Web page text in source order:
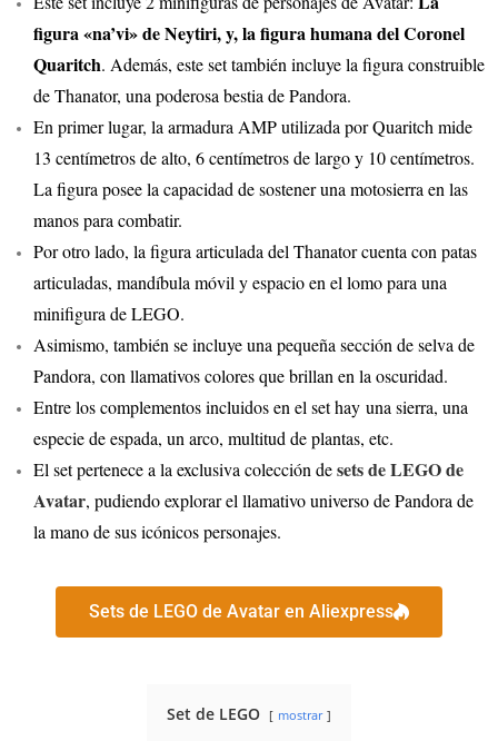
figura «na’vi» de Neytiri, y, la figura humana del Coronel
Quaritch. Además, este set también incluye la figura construible
de Thanator, una poderosa bestia de Pandora.
En primer lugar, la armadura AMP utilizada por Quaritch mide
13 centímetros de alto, 6 centímetros de largo y 10 centímetros.
La figura posee la capacidad de sostener una motosierra en las
manos para combatir.
Por otro lado, la figura articulada del Thanator cuenta con patas
articuladas, mandíbula móvil y espacio en el lomo para una
minifigura de LEGO.
Asimismo, también se incluye una pequeña sección de selva de
Pandora, con llamativos colores que brillan en la oscuridad.
Entre los complementos incluidos en el set hay una sierra, una
especie de espada, un arco, multitud de plantas, etc.
El set pertenece a la exclusiva colección desets de LEGO de
Avatar, pudiendo explorar el llamativo universo de Pandora de
la mano de sus icónicos personajes.
Sets de LEGO de Avatar en Aliexpress
Set de LEGO mostrar